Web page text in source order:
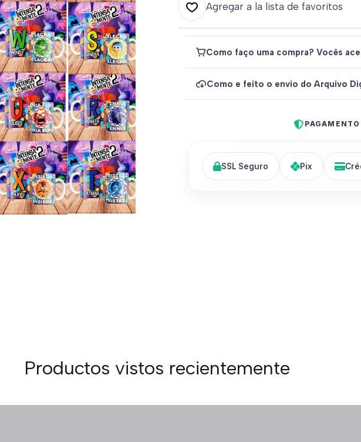
Agregar a la lista de favoritos
Como faço uma compra? Vocês
Como e feito o envio do Arquivo
SSL Seguro Pix
Productos vistos recientemente